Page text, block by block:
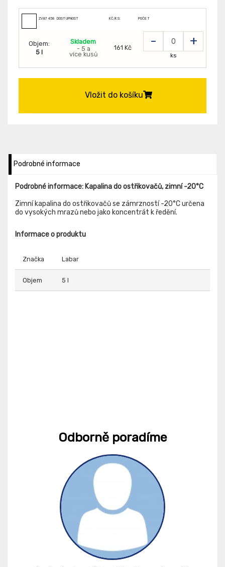
ZV8745863DOSTUPNOST KČ/KS: POČET
Objem:
5 l
Skladem
- 5 a
více kusů
161 Kč - +
ks
Vložit do košíku
Podrobné informace
Podrobné informace: Kapalina do ostřikovačů, zimní -20°C
Zimní kapalina do ostřikovačů se zámrzností -20°C určena
do vysokých mrazů nebo jako koncentrát k ředění.
Informace o produktu
Značka Labar
Objem 5 l
Odborně poradíme